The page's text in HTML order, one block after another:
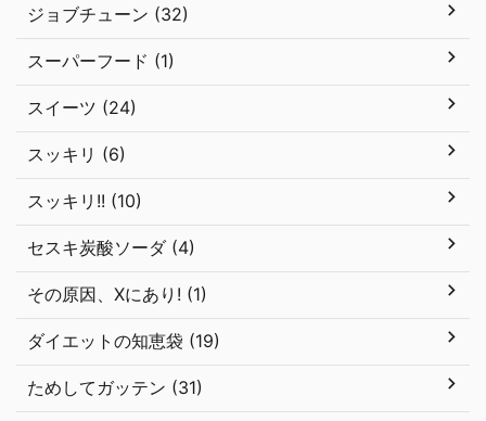
ジョブチューン (32)
スーパーフード (1)
スイーツ (24)
スッキリ (6)
スッキリ!! (10)
セスキ炭酸ソーダ (4)
その原因、Xにあり! (1)
ダイエットの知恵袋 (19)
ためしてガッテン (31)